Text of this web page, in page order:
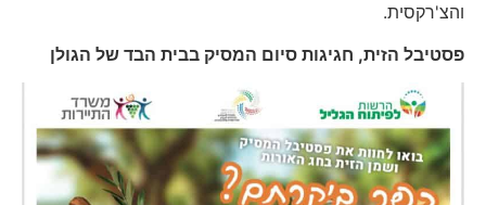
והצ'רקסית.
פסטיבל הזית, חגיגות סיום המסיק בבית הבד של הגולן